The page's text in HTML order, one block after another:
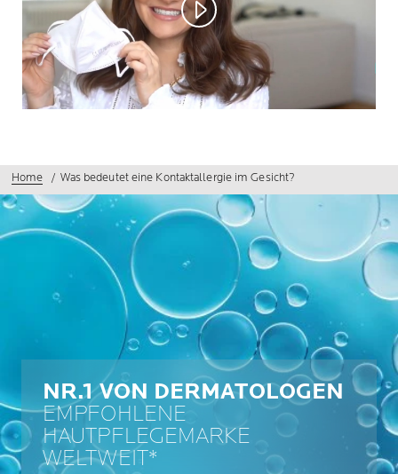
Play video
Home Was bedeutet eine Kontaktallergie im Gesicht?
NR.1 VON DERMATOLOGEN
EMPFOHLENE
HAUTPFLEGEMARKE
WELTWEIT*